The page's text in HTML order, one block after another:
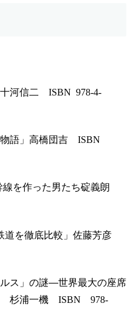
河信二 ISBN 978-4-
語」高橋団吉 ISBN
を作った男たち碇義朗
道を徹底比較」佐藤芳彦
ルス」の謎―世界最大の座席
杉浦一機 ISBN
978-